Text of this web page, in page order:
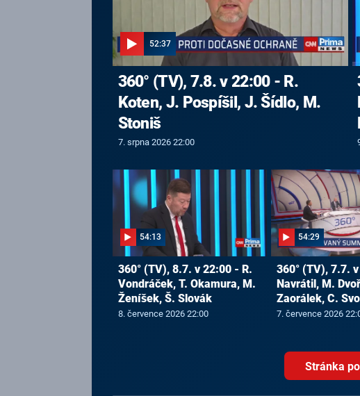
52:37
360° (TV), 7.8. v 22:00 - R.
Koten, J. Pospíšil, J. Šídlo, M.
Stoniš
7. srpna 2026 22:00
54:13
360° (TV), 8.7. v 22:00 - R.
Vondráček, T. Okamura, M.
Ženíšek, Š. Slovák
8. července 2026 22:00
54:29
360° (TV), 7.7.
Navrátil, M.
Zaorálek, C.
7. července 2026
Stránka